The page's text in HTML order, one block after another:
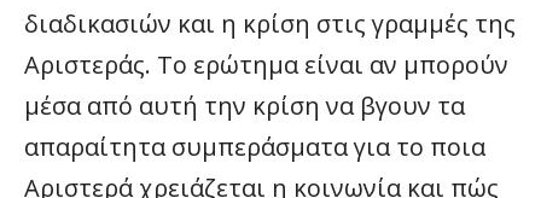
διαδικασιών και η κρίση στις γραμμές της
Αριστεράς. Το ερώτημα είναι αν μπορούν
μέσα από αυτή την κρίση να βγουν τα
απαραίτητα συμπεράσματα για το ποια
Αριστερά χρειάζεται η κοινωνία και πώς